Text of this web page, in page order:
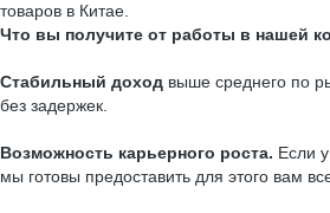
товаров в Китае.
Что вы получите от работы в нашей
Стабильный доход выше среднего по
без задержек.
Возможность карьерного роста. Если
мы готовы предоставить для этого вам